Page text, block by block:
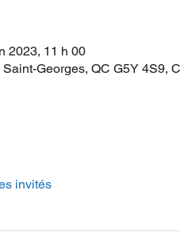
2023, 11 h 00
Georges, QC G5Y 4S9,
invités